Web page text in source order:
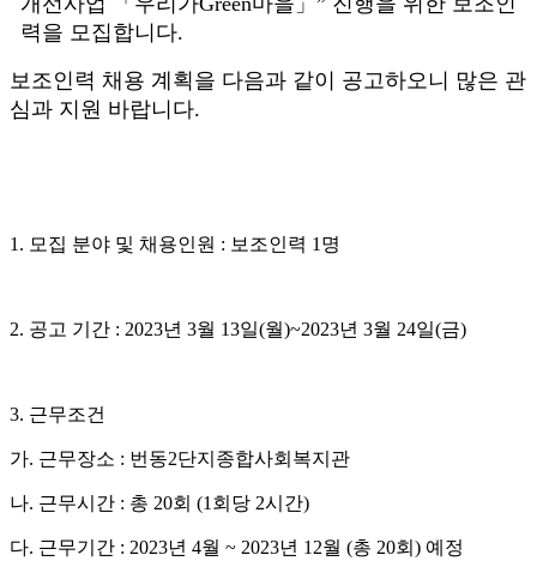
력을 모집합니다.
보조인력 채용 계획을 다음과 같이 공고하오니 많은 관
심과 지원 바랍니다.
1. 모집 분야 및 채용인원 : 보조인력 1 명
2. 공고 기간 : 2023년 3월 13일(월)~2023년 3월 24일(금)
3. 근무조건
가. 근무장소 : 번동2단지종합사회복지관
나. 근무시간 : 총 20회 (1 회당 2시간)
다. 근무기간 : 2023년 4월 ~ 2023년 12월 (총 20회 ) 예정